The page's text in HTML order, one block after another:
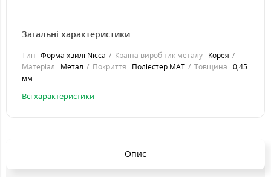
Загальні характеристики
Тип Форма хвилі Nicca Країна виробник металу Корея
Матеріал
Метал Покриття Поліестер MAT Товщина 0,45
мм
Всі характеристики
Опис